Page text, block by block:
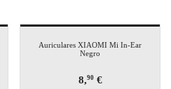
Auriculares XIAOMI Mi In-Ear
Negro
8,90€